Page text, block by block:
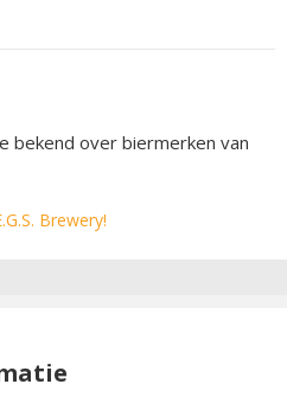
bekend over biermerken van
Brewery!